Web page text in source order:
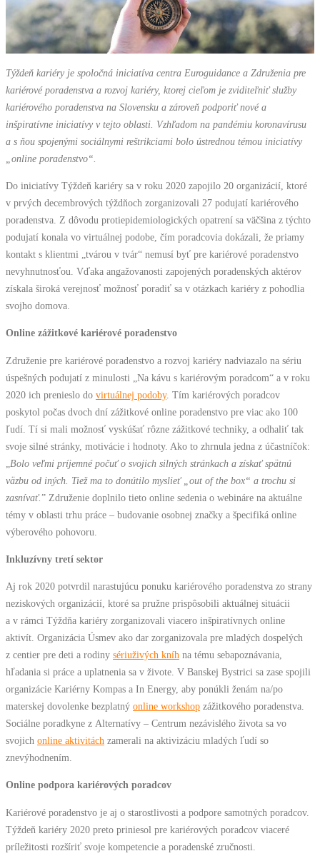
Týždeň kariéry je spoločná iniciatíva centra Euroguidance a Združenia pre
kariérové poradenstva a rozvoj kariéry, ktorej cieľom je zviditeľniť služby
kariérového poradenstva na Slovensku a zároveň podporiť nové a
inšpiratívne iniciatívy v tejto oblasti. Vzhľadom na pandémiu koronavírusu
a s ňou spojenými sociálnymi reštrikciami bolo ústrednou témou iniciatívy
„online poradenstvo“.
Do iniciatívy Týždeň kariéry sa v roku 2020 zapojilo 20 organizácií, ktoré
v prvých decembrových týždňoch zorganizovali 27 podujatí kariérového
poradenstva. Z dôvodu protiepidemiologických opatrení sa väčšina z týchto
podujatí konala vo virtuálnej podobe, čím poradcovia dokázali, že priamy
kontakt s klientmi „tvárou v tvár“ nemusí byť pre kariérové poradenstvo
nevyhnutnosťou. Vďaka angažovanosti zapojených poradenských aktérov
získala široká verejnosť možnosť poradiť sa v otázkach kariéry z pohodlia
svojho domova.
Online zážitkové kariérové poradenstvo
Združenie pre kariérové poradenstvo a rozvoj kariéry nadviazalo na sériu
úspešných podujatí z minulosti „Na kávu s kariérovým poradcom“ a v roku
2020 ich prenieslo do virtuálnej podoby. Tím kariérových poradcov
poskytol počas dvoch dní zážitkové online poradenstvo pre viac ako 100
ľudí. Tí si mali možnosť vyskúšať rôzne zážitkové techniky, a odhaliť tak
svoje silné stránky, motivácie i hodnoty. Ako to zhrnula jedna z účastníčok:
Bolo veľmi príjemné počuť o svojich silných stránkach a získať spätnú
väzbu od iných. Tiež ma to donútilo myslieť „out of the box“ a trochu si
zasnívať.” Združenie doplnilo tieto online sedenia o webináre na aktuálne
témy v oblasti trhu práce – budovanie osobnej značky a špecifiká online
výberového pohovoru.
Inkluzívny tretí sektor
Aj rok 2020 potvrdil narastujúcu ponuku kariérového poradenstva zo strany
neziskových organizácií, ktoré sa pružne prispôsobili aktuálnej situácii
a v rámci Týždňa kariéry zorganizovali viacero inšpiratívnych online
aktivít. Organizácia Úsmev ako dar zorganizovala pre mladých dospelých
z centier pre deti a rodiny sériuživých kníh na tému sebapoznávania,
hľadania si práce a uplatnenia sa v živote. V Banskej Bystrici sa zase spojili
organizácie Kariérny Kompas a In Energy, aby ponúkli ženám na/po
materskej dovolenke bezplatný online workshop zážitkového poradenstva.
Sociálne poradkyne z Alternatívy – Centrum nezávislého života sa vo
svojich online aktivitách zamerali na aktivizáciu mladých ľudí so
znevýhodnením.
Online podpora kariérových poradcov
Kariérové poradenstvo je aj o starostlivosti a podpore samotných poradcov.
Týždeň kariéry 2020 preto priniesol pre kariérových poradcov viaceré
príležitosti rozšíriť svoje kompetencie a poradenské zručnosti.